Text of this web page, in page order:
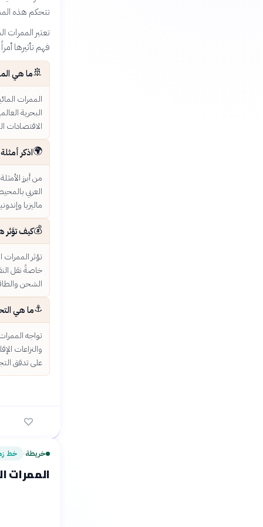
تتحكم هذه
تعتبر الممرات
فهم تأثيرها
🚢ما هي
الممرات
البحرية
الاقتصادات
🌍اذكر
من أبرز
العربي
ماليزيا
💰كيف تؤثر
تؤثر الممرات
خاصةً نقل
الشحن
⚓ما هي
تواجه
والنزاعات
على تدفق
خريطة› خط
الممرات